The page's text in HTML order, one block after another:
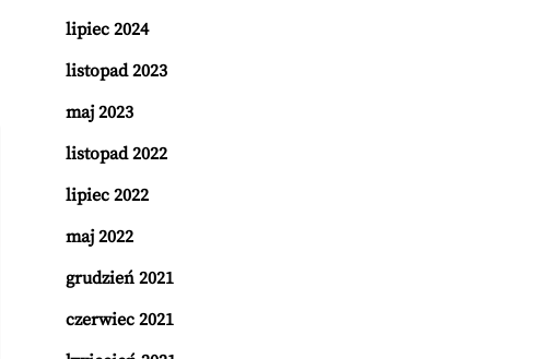
lipiec 2024
listopad 2023
maj 2023
listopad 2022
lipiec 2022
maj 2022
grudzień 2021
czerwiec 2021